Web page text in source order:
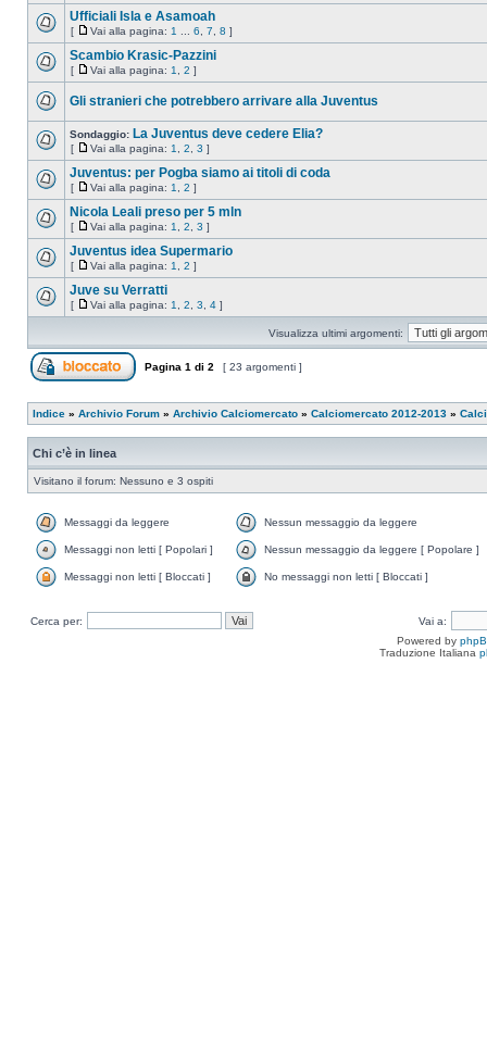
Ufficiali Isla e Asamoah
[ Vai alla pagina: 1 6 7 8 ]
Scambio Krasic-Pazzini
[ Vai alla pagina: 1 2 ]
Gli stranieri che potrebbero arrivare alla Juventus
Sondaggio: La Juventus deve cedere Elia?
[ Vai alla pagina: 1 2 3 ]
Juventus: per Pogba siamo ai titoli di coda
[ Vai alla pagina: 1 2 ]
Nicola Leali preso per 5 mln
[ Vai alla pagina: 1 2 3 ]
Juventus idea Supermario
[ Vai alla pagina: 1 2 ]
Juve su Verratti
[ Vai alla pagina: 1 2 3 4 ]
Visualizza ultimi argomenti:
Pagina 1 di 2 [ 23 argomenti ]
Indice » Archivio Forum » Archivio Calciomercato » Calciomercato 2012-2013 »
Chi c’è in linea
Visitano il forum: Nessuno e 3 ospiti
Messaggi da leggere Nessun messaggio da leggere
Messaggi non letti [ Popolari ] Nessun messaggio da leggere [ Popolare ]
Messaggi non letti [ Bloccati ] No messaggi non letti [ Bloccati ]
Cerca per:
Vai a:
Powered by
Traduzione Italiana